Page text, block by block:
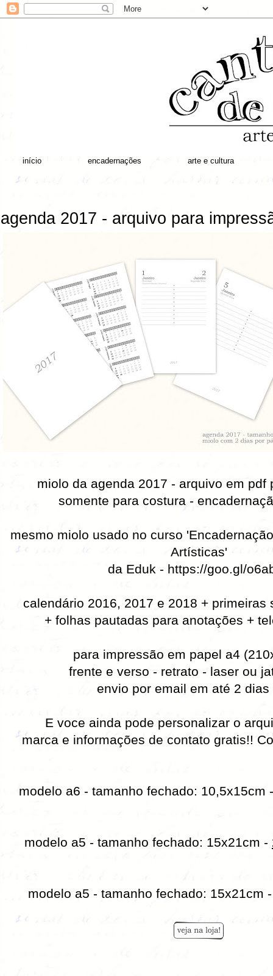
início encadernações arte e cultura
agenda 2017 - arquivo para
miolo da agenda 2017 - arquivo em pdf
somente para costura -
mesmo miolo usado no curso
Artísticas'
da Eduk - https://goo.gl/
calendário 2016, 2017 e 2018 + primeiras
+ folhas pautadas para anotações +
para impressão em papel a4
frente e verso - retrato - laser ou
envio por email em até 2 dias
E voce ainda pode personalizar o
marca e informações de contato gratis!!
modelo a6 - tamanho fechado: 10,5x15cm
modelo a5 - tamanho fechado: 15x21cm -
modelo a5 - tamanho fechado: 15x21cm